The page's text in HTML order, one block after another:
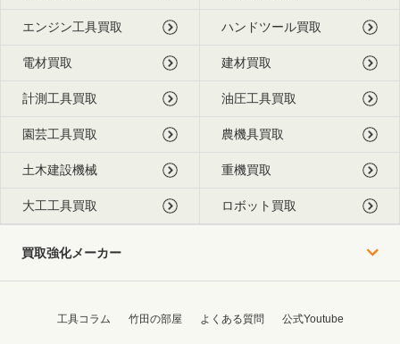
エンジン工具買取 ハンドツール買取
電材買取 建材買取
計測工具買取 油圧工具買取
園芸工具買取 農機具買取
土木建設機械 重機買取
大工工具買取 ロボット買取
買取強化メーカー
工具コラム 竹田の部屋 よくある質問 公式Youtube